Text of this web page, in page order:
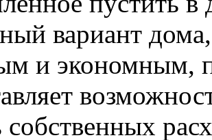
вариант
и экономным,
собственных